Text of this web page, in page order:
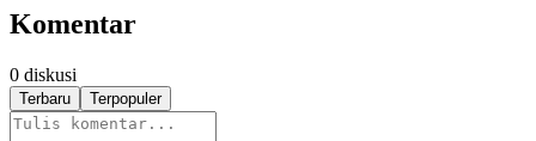
Komentar
0 diskusi
Terbaru Terpopuler